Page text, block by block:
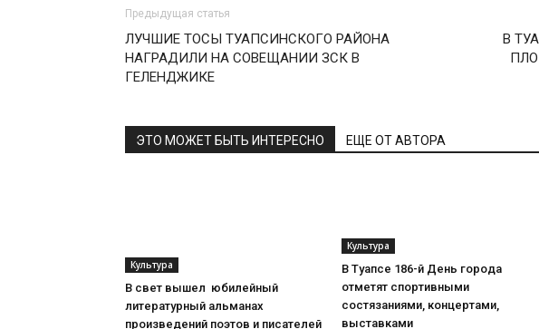
Предыдущая статья
ЛУЧШИЕ ТОСЫ ТУАПСИНСКОГО РАЙОНА
НАГРАДИЛИ НА СОВЕЩАНИИ ЗСК В
ГЕЛЕНДЖИКЕ
В
ЭТО МОЖЕТ БЫТЬ ИНТЕРЕСНО ЕЩЕ ОТ АВТОРА
Культура
В свет вышел юбилейный
литературный альманах
произведений поэтов и писателей
Культура
В Туапсе 186-й День города
отметят спортивными
состязаниями, концертами,
выставками